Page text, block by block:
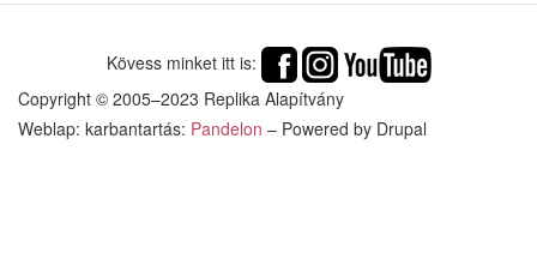
Kövess minket itt is:
Copyright © 2005–2023 Replika Alapítvány
Weblap: karbantartás: Pandelon – Powered by Drupal